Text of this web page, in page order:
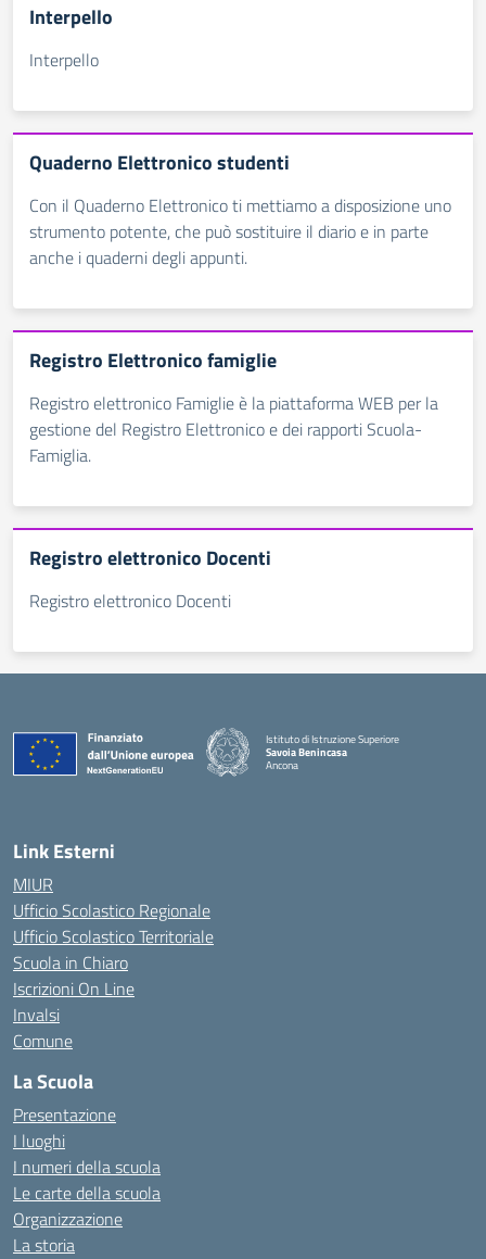
Interpello
Interpello
Quaderno Elettronico studenti
Con il Quaderno Elettronico ti mettiamo a disposizione uno
strumento potente, che può sostituire il diario e in parte
anche i quaderni degli appunti.
Registro Elettronico famiglie
Registro elettronico Famiglie è la piattaforma WEB per la
gestione del Registro Elettronico e dei rapporti Scuola-
Famiglia.
Registro elettronico Docenti
Registro elettronico Docenti
Istituto di Istruzione Superiore
Savoia Benincasa
Ancona
Link Esterni
MIUR
Ufficio Scolastico Regionale
Ufficio Scolastico Territoriale
Scuola in Chiaro
Iscrizioni On Line
Invalsi
Comune
La Scuola
Presentazione
I luoghi
I numeri della scuola
Le carte della scuola
Organizzazione
La storia